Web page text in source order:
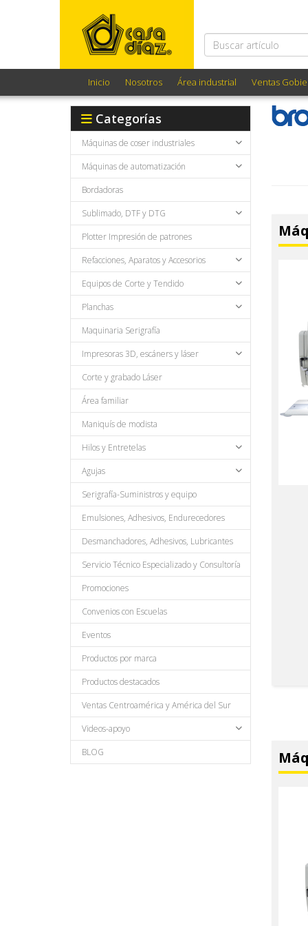
Inicio Nosotros Área industrial Ventas
Categorías
Máquinas de coser industriales
Máquinas de automatización
Bordadoras
Sublimado, DTF y DTG
Plotter Impresión de patrones
Refacciones, Aparatos y Accesorios
Equipos de Corte y Tendido
Planchas
Maquinaria Serigrafía
Impresoras 3D, escáners y láser
Corte y grabado Láser
Área familiar
Maniquís de modista
Hilos y Entretelas
Agujas
Serigrafía-Suministros y equipo
Emulsiones, Adhesivos, Endurecedores
Desmanchadores, Adhesivos, Lubricantes
Servicio Técnico Especializado y Consultoría
Promociones
Convenios con Escuelas
Eventos
Productos por marca
Productos destacados
Ventas Centroamérica y América del Sur
Videos-apoyo
BLOG